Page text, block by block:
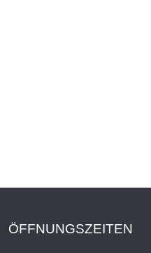
ÖFFNUNGSZEITEN